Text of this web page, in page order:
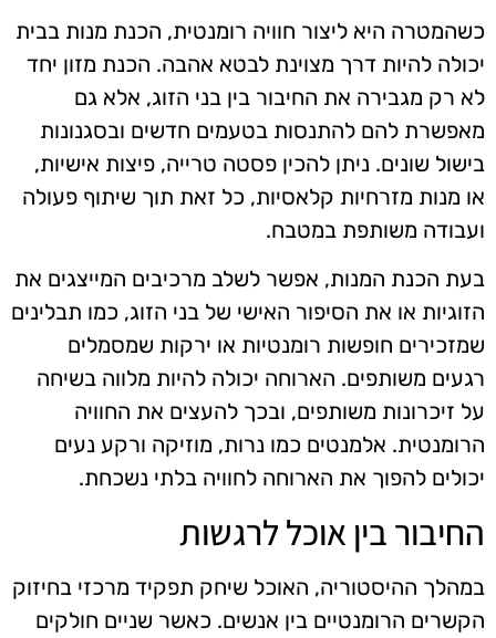
כשהמטרה היא ליצור חוויה רומנטית, הכנת מנות בבית
יכולה להיות דרך מצוינת לבטא אהבה. הכנת מזון יחד
לא רק מגבירה את החיבור בין בני הזוג, אלא גם
מאפשרת להם להתנסות בטעמים חדשים ובסגנונות
בישול שונים. ניתן להכין פסטה טרייה, פיצות אישיות,
או מנות מזרחיות קלאסיות, כל זאת תוך שיתוף פעולה
ועבודה משותפת במטבח.
בעת הכנת המנות, אפשר לשלב מרכיבים המייצגים את
הזוגיות או את הסיפור האישי של בני הזוג, כמו תבלינים
שמזכירים חופשות רומנטיות או ירקות שמסמלים
רגעים משותפים. הארוחה יכולה להיות מלווה בשיחה
על זיכרונות משותפים, ובכך להעצים את החוויה
הרומנטית. אלמנטים כמו נרות, מוזיקה ורקע נעים
יכולים להפוך את הארוחה לחוויה בלתי נשכחת.
החיבור בין אוכל לרגשות
במהלך ההיסטוריה, האוכל שיחק תפקיד מרכזי בחיזוק
הקשרים הרומנטיים בין אנשים. כאשר שניים חולקים